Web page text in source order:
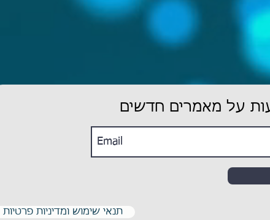
על מאמרים חדשים
תנאי שימוש ומדיניות פרטיות